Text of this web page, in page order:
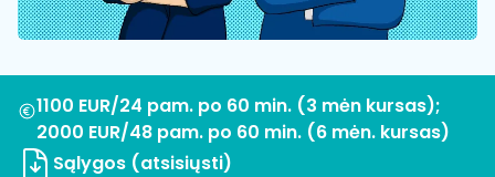
1100 EUR/24 pam. po 60 min. (3 mėn kursas);
2000 EUR/48 pam. po 60 min. (6 mėn. kursas)
Sąlygos (atsisiųsti)